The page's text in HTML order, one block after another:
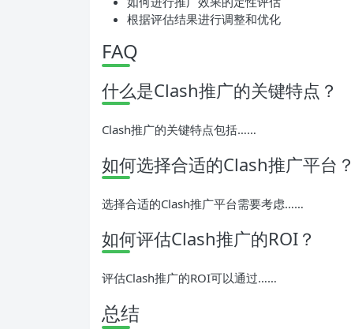
根据评估结果进行调整和优化
FAQ
什么是Clash推广的关键特点？
Clash推广的关键特点包括……
如何选择合适的Clash推广平台？
选择合适的Clash推广平台需要考虑……
如何评估Clash推广的ROI？
评估Clash推广的ROI可以通过……
总结